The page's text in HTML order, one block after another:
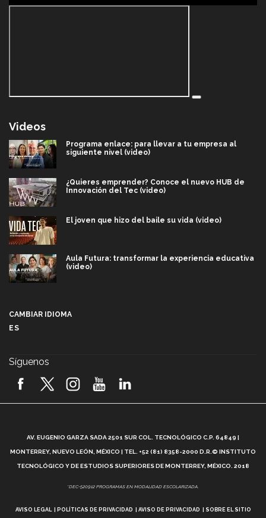
Videos
Programa enlace: para llevar a tu empresa al
siguiente nivel (video)
¿Quieres emprender? Conoce el nuevo HUB de
Innovación del Tec (video)
El joven que hizo del baile su vida (video)
Aula Futura: transformar la experiencia educativa
(video)
2026! (video)
¿Cómo es el Modelo Educativo Tec? (video)
Vida Tec: Feminismo e Inteligencia Artificial, Paola
CAMBIAR IDIOMA
ES
Síguenos
AV. EUGENIO GARZA SADA 2501 SUR COL. TECNOLÓGICO C.P. 64849 |
MONTERREY, NUEVO LEÓN, MÉXICO | TEL. +52 (81) 8358-2000 D.R.© INSTITUTO
TECNOLÓGICO Y DE ESTUDIOS SUPERIORES DE MONTERREY, MÉXICO. 2018
*DEC-520912 PROGRAMAS EN MODALIDAD ESCOLARIZADA.
AVISO LEGAL POLÍTICAS DE PRIVACIDAD AVISO DE PRIVACIDAD SOBRE EL SITIO